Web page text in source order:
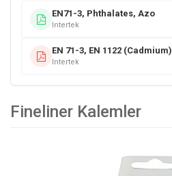
EN71-3, Phthalates, Azo
Intertek
EN 71-3, EN 1122 (Cadmium)
Intertek
Fineliner Kalemler